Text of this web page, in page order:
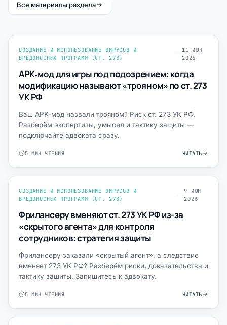
Все материалы раздела
СОЗДАНИЕ И ИСПОЛЬЗОВАНИЕ ВИРУСОВ И
ВРЕДОНОСНЫХ ПРОГРАММ (СТ. 273)
11 ИЮН
2026
APK‑мод для игры под подозрением: когда
модификацию называют «трояном» по ст. 273
УК РФ
Ваш APK-мод назвали трояном? Риск ст. 273 УК РФ.
Разберём экспертизы, умысел и тактику защиты —
подключайте адвоката сразу.
5 МИН ЧТЕНИЯ ЧИТАТЬ
СОЗДАНИЕ И ИСПОЛЬЗОВАНИЕ ВИРУСОВ И
ВРЕДОНОСНЫХ ПРОГРАММ (СТ. 273)
9 ИЮН
2026
Фрилансеру вменяют ст. 273 УК РФ из-за
«скрытого агента» для контроля
сотрудников: стратегия защиты
Фрилансеру заказали «скрытый агент», а следствие
вменяет 273 УК РФ? Разберём риски, доказательства и
тактику защиты. Запишитесь к адвокату.
5 МИН ЧТЕНИЯ ЧИТАТЬ